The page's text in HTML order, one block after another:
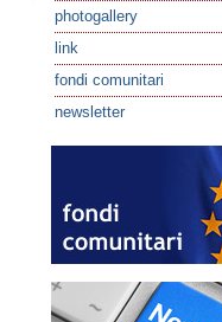
photogallery
link
fondi comunitari
newsletter